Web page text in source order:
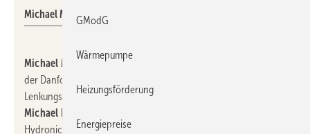
Michael Muerköster (links) und Michael Rimm
Michael Muerköster,
Manager Product Management CER bei
der Danfoss GmbH, ist neuer Vorsitzender des
Lenkungsausschusses Heizungsarmaturen. Ihm zur Seite steht
Michael Rimm,
Hydronic Engineering Deutschland GmbH, als stellvertretender
GModG
Wärmepumpe
Heizungsförderung
Energiepreise